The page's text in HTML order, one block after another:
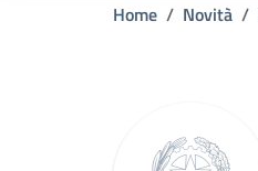
Home Novità